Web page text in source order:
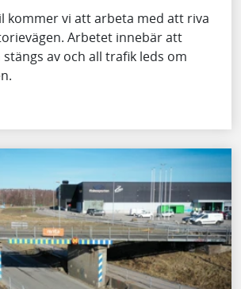
kommer vi att arbeta med att riva
Arbetet innebär att
stängs av och all trafik leds om